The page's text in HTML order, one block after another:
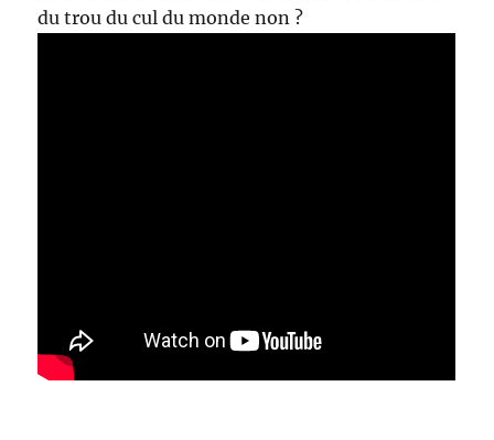
du trou du cul du monde non ?